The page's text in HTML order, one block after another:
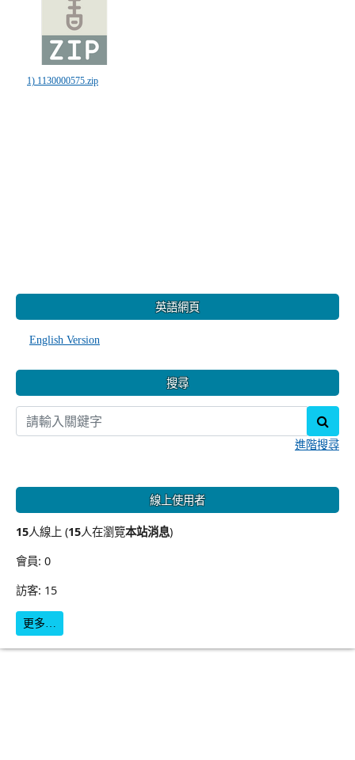
1) 1130000575.zip
英語網頁
English Version
搜尋
進階搜尋
線上使用者
15人線上 (15人在瀏覽本站消息)
會員: 0
訪客: 15
更多…